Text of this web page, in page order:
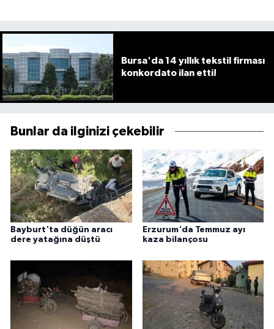
Bursa'da 14 yıllık tekstil firması
konkordato ilan etti!
Bunlar da ilginizi çekebilir
Bayburt'ta düğün aracı
dere yatağına düştü
Erzurum'da Temmuz ayı
kaza bilançosu